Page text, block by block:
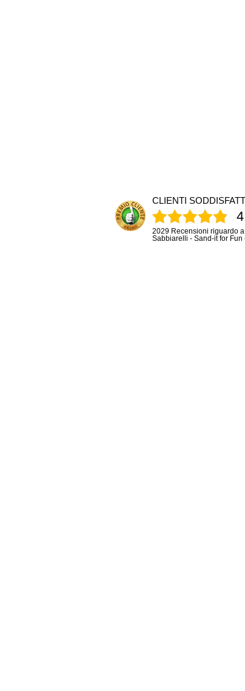
CLIENTI
2029 Recensioni riguardo a
Sabbiarelli - Sand-it for Fun